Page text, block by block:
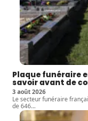
Plaque funéraire
savoir avant de
3 août 2026
Le secteur funéraire
de 646…